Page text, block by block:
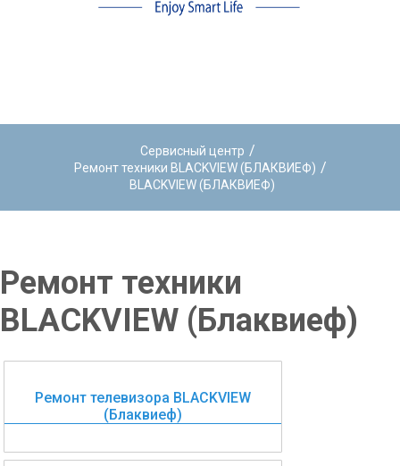
Сервисный центр /
Ремонт техники BLACKVIEW (БЛАКВИЕФ) /
BLACKVIEW (БЛАКВИЕФ)
Ремонт техники
BLACKVIEW (Блаквиеф)
Ремонт телевизора BLACKVIEW
(Блаквиеф)